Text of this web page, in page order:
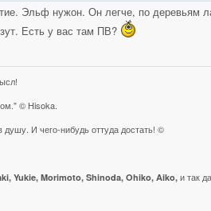
Эльф нужон. Он легче, по деревьям
Есть у вас там ПВ?
© Hisoka.
И чего-нибудь оттуда достать! ©
Yukie, Morimoto, Shinoda, Ohiko, Aiko, и так